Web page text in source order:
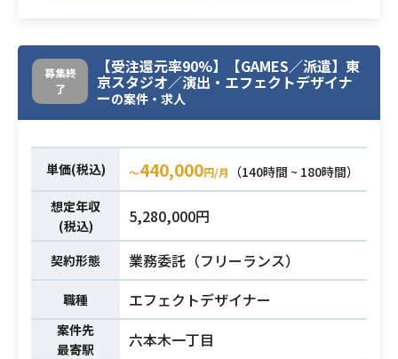
業務内容
・SPARKGEARを使用し、エフェク
トを作成します。
・ゲームの仕様・スキルの発注内容
に合わせたエフェクトを考えていた
だきます。
必須スキル
・ゲーム業界でのエフェクト制作の
・PhotoShopの使用経験（1年以
上）
・Unityの使用経験（1年以上）
募集終
了
【受注還元率90%】【GAMES／派遣】東
京スタジオ／演出・エフェクトデザイナ
ーの案件・求人
単価(税込) 〜440,000円/月
（140時間 ~ 180時間）
想定年収
(税込)
5,280,000円
契約形態 業務委託（フリーランス）
職種 エフェクトデザイナー
案件先
最寄駅
六本木一丁目